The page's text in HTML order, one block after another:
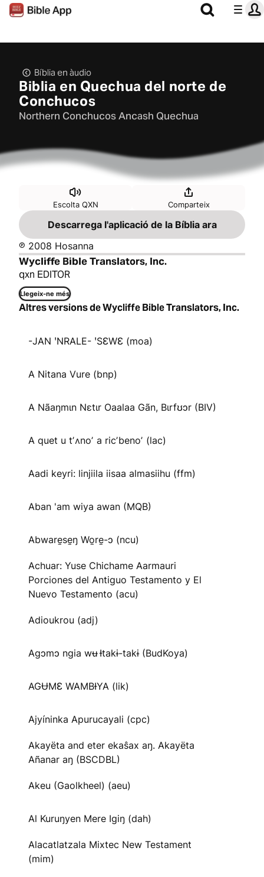
Bíblia en àudio
Biblia en Quechua del norte de
Conchucos
Northern Conchucos Ancash Quechua
Escolta QXN Comparteix
Descarrega l'aplicació de la Bíblia ara
℗ 2008 Hosanna
Wycliffe Bible Translators, Inc.
qxn EDITOR
Llegeix-ne més
Altres versions de Wycliffe Bible Translators, Inc.
-JAN ꞌNRALE- ꞌSƐWƐ (moa)
A Nitana Vure (bnp)
A Nãaŋmɩn Nɛtɩr Oaalaa Gãn, Bɩrfʊɔr (BIV)
A quet u tʼʌnoʼ a ricʼbenoʼ (lac)
Aadi keyri: linjiila iisaa almasiihu (ffm)
Aban 'am wiya awan (MQB)
Abware̱se̱ŋ Wo̱re̱-ɔ (ncu)
Achuar: Yuse Chichame Aarmauri
Porciones del Antiguo Testamento y El
Nuevo Testamento (acu)
Adioukrou (adj)
Agɔmɔ ngia wʉ Ɨtakɨ-takɨ (BudKoya)
AGɄMƐ WAMBƗYA (lik)
Ajyíninka Apurucayali (cpc)
Akayëta and eter ekaŝax aŋ. Akayëta
Añanar aŋ (BSCDBL)
Akeu (Gaolkheel) (aeu)
Al Kuruŋyen Mere Igiŋ (dah)
Alacatlatzala Mixtec New Testament
(mim)